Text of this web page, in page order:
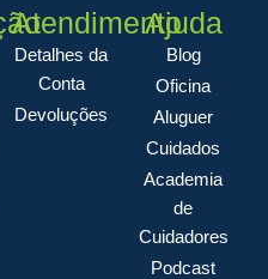
Atendimento
Detalhes da
Conta
Devoluções
Ajuda
Blog
Oficina
Aluguer
Cuidados
Academia
de
Cuidadores
Podcast